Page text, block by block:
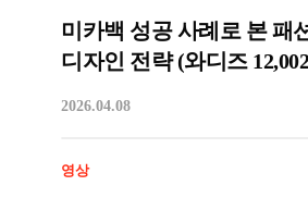
미카백 성공 사례로 본 패
디자인 전략 (와디즈
2026.04.08
영상